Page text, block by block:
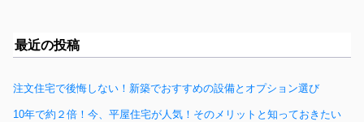
最近の投稿
注文住宅で後悔しない！新築でおすすめの設備とオプション選び
10年で約２倍！今、平屋住宅が人気！そのメリットと知っておきたい